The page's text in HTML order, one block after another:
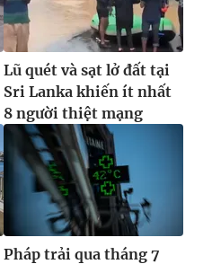
Lũ quét và sạt lở đất tại
Sri Lanka khiến ít nhất
8 người thiệt mạng
Pháp trải qua tháng 7